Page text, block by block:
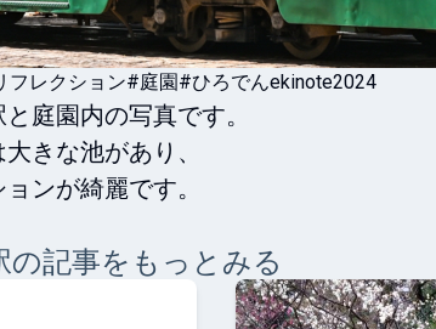
フレクション#庭園#ひろでんekinote2024
庭園内の写真です。
きな池があり、
ンが綺麗です。
の記事をもっとみる